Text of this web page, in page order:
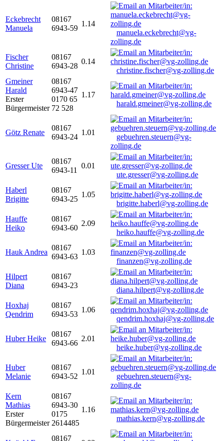
Eckebrecht
Manuela
08167
6943-59
1.14
manuela.eckebrecht@vg-
zolling.de
Fischer
Christine
08167
6943-28
0.14
christine.fischer@vg-zolling.de
Gmeiner
Harald
Erster
Bürgermeister
08167
6943-47
0170 65
72 528
1.17
harald.gmeiner@vg-zolling.de
Götz Renate
08167
6943-24
1.01
gebuehren.steuern@vg-
zolling.de
Gresser Ute
08167
6943-11
0.01
ute.gresser@vg-zolling.de
Haberl
Brigitte
08167
6943-25
1.05
brigitte.haberl@vg-zolling.de
Hauffe
Heiko
08167
6943-60
2.09
heiko.hauffe@vg-zolling.de
Hauk Andrea
08167
6943-63
1.03
finanzen@vg-zolling.de
Hilpert
Diana
08167
6943-23
diana.hilpert@vg-zolling.de
Hoxhaj
Qendrim
08167
6943-53
1.06
qendrim.hoxhaj@vg-zolling.de
Huber Heike
08167
6943-66
2.01
heike.huber@vg-zolling.de
Huber
Melanie
08167
6943-52
1.01
gebuehren.steuern@vg-
zolling.de
Kern
Mathias
Erster
Bürgermeister
08167
6943-30
0175
2614485
1.16
mathias.kern@vg-zolling.de
08167